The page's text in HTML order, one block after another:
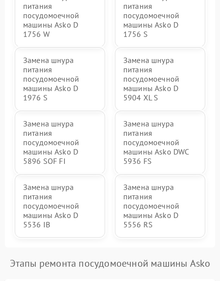
питания
посудомоечной
машины Asko D
1756 W
питания
посудомоечной
машины Asko D
1756 S
Замена шнура
питания
посудомоечной
машины Asko D
1976 S
Замена шнура
питания
посудомоечной
машины Asko D
5904 XL S
Замена шнура
питания
посудомоечной
машины Asko D
5896 SOF FI
Замена шнура
питания
посудомоечной
машины Asko DWC
5936 FS
Замена шнура
питания
посудомоечной
машины Asko D
5536 IB
Замена шнура
питания
посудомоечной
машины Asko D
5556 RS
Этапы ремонта посудомоечной машины Asko